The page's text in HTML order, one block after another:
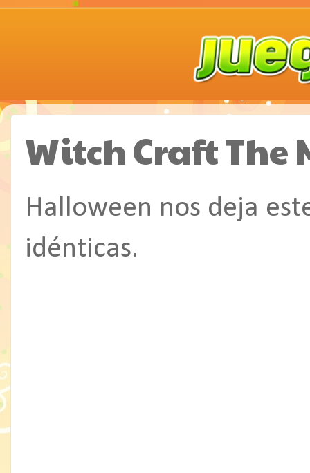
Witch Craft The
Halloween nos deja
idénticas.